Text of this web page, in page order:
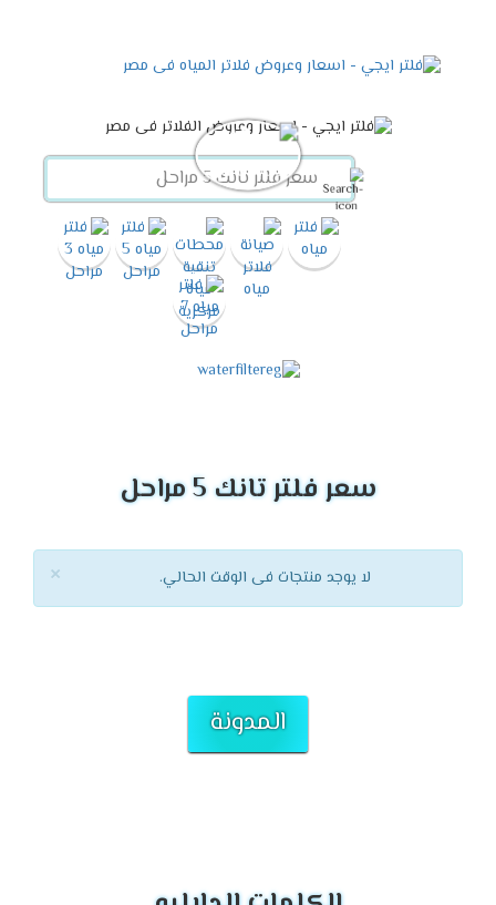
سعر فلتر تانك 5 مراحل
× لا يوجد منتجات فى الوقت الحالي.
المدونة